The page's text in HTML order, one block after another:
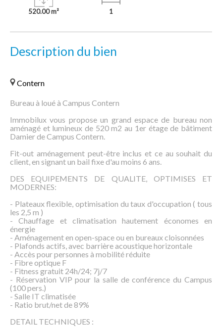
520.00 m² 1
Description du bien
Contern
Bureau à loué à Campus Contern
Immobilux vous propose un grand espace de bureau non
aménagé et lumineux de 520 m2 au 1er étage de bâtiment
Damier de Campus Contern.
Fit-out aménagement peut-être inclus et ce au souhait du
client, en signant un bail fixe d'au moins 6 ans.
DES EQUIPEMENTS DE QUALITE, OPTIMISES ET
MODERNES:
- Plateaux flexible, optimisation du taux d'occupation ( tous
les 2,5 m )
- Chauffage et climatisation hautement économes en
énergie
- Aménagement en open-space ou en bureaux cloisonnées
- Plafonds actifs, avec barrière acoustique horizontale
- Accès pour personnes à mobilité réduite
- Fibre optique F
- Fitness gratuit 24h/24; 7j/7
- Réservation VIP pour la salle de conférence du Campus
(100 pers.)
- Salle IT climatisée
- Ratio brut/net de 89%
DETAIL TECHNIQUES :